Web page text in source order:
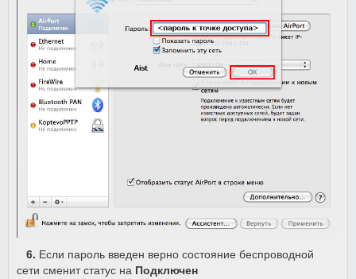
6. Если пароль введен верно состояние беспроводной
сети сменит статус на Подключен